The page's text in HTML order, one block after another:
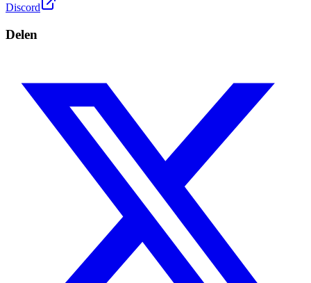
Discord
Delen